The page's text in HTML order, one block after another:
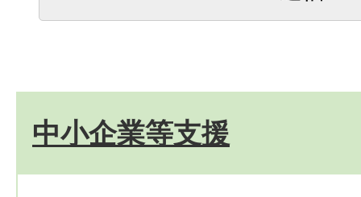
中小企業等支援